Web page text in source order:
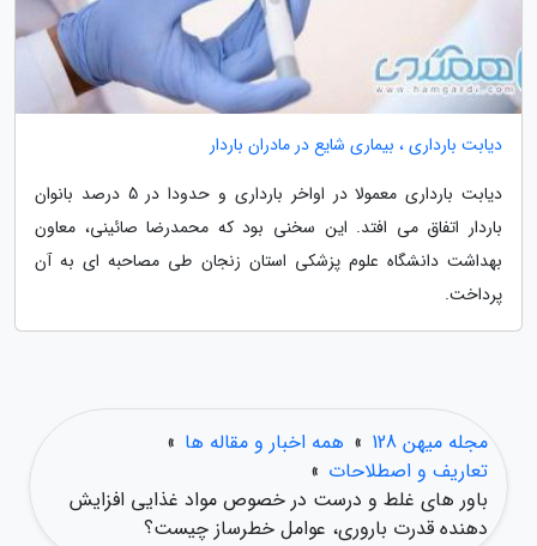
دیابت بارداری ، بیماری شایع در مادران باردار
دیابت بارداری معمولا در اواخر بارداری و حدودا در 5 درصد بانوان
باردار اتفاق می افتد. این سخنی بود که محمدرضا صائینی، معاون
بهداشت دانشگاه علوم پزشکی استان زنجان طی مصاحبه ای به آن
پرداخت.
مجله میهن 128 » همه اخبار و مقاله ها »
تعاریف و اصطلاحات »
باور های غلط و درست در خصوص مواد غذایی افزایش
دهنده قدرت باروری، عوامل خطرساز چیست؟